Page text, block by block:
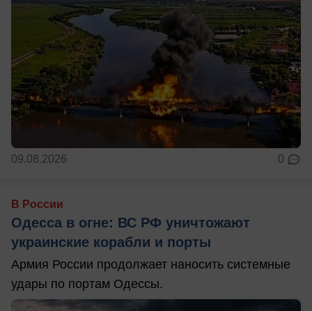
09.08.2026 0
В России
Одесса в огне: ВС РФ уничтожают
украинские корабли и порты
Армия России продолжает наносить системные
удары по портам Одессы.